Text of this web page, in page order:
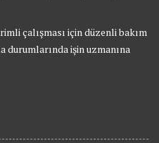
çalışması için düzenli bakım
durumlarında işin uzmanına